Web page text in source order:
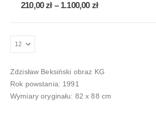
210,00zł – 1.100,00 zł
Zdzisław Beksiński obraz KG
Rok powstania: 1991
Wymiary oryginału: 82 x 88 cm